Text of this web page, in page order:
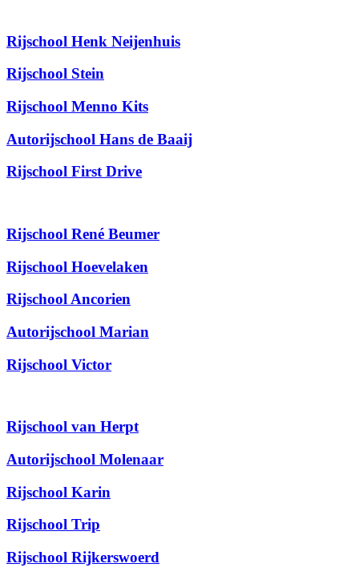
Rijschool Henk Neijenhuis
Rijschool Stein
Rijschool Menno Kits
Autorijschool Hans de Baaij
Rijschool First Drive
Rijschool René Beumer
Rijschool Hoevelaken
Rijschool Ancorien
Autorijschool Marian
Rijschool Victor
Rijschool van Herpt
Autorijschool Molenaar
Rijschool Karin
Rijschool Trip
Rijschool Rijkerswoerd